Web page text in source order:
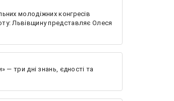
молодіжних конгресів
Львівщину представляє Олеся
— три дні знань, єдності та